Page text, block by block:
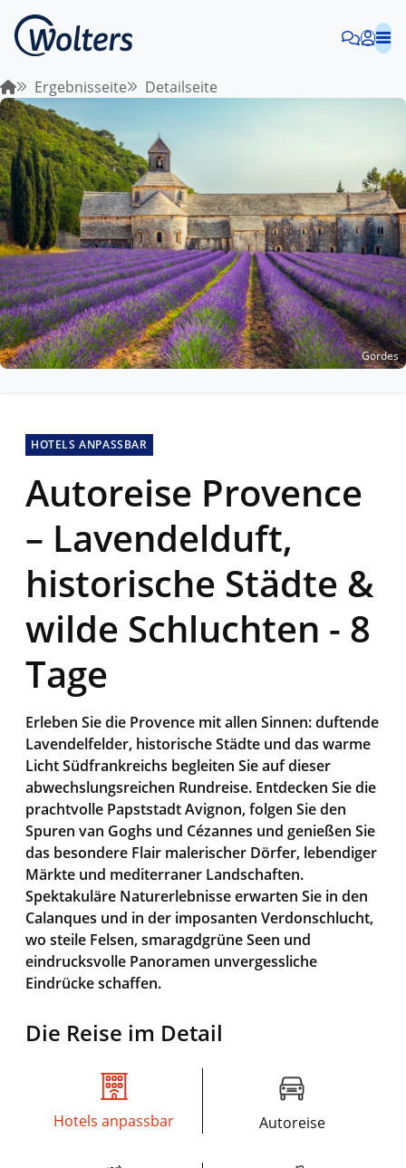
Ergebnisseite Detailseite
Gordes
HOTELS ANPASSBAR
Autoreise Provence
– Lavendelduft,
historische Städte &
wilde Schluchten - 8
Tage
Erleben Sie die Provence mit allen Sinnen: duftende
Lavendelfelder, historische Städte und das warme
Licht Südfrankreichs begleiten Sie auf dieser
abwechslungsreichen Rundreise. Entdecken Sie die
prachtvolle Papststadt Avignon, folgen Sie den
Spuren van Goghs und Cézannes und genießen Sie
das besondere Flair malerischer Dörfer, lebendiger
Märkte und mediterraner Landschaften.
Spektakuläre Naturerlebnisse erwarten Sie in den
Calanques und in der imposanten Verdonschlucht,
wo steile Felsen, smaragdgrüne Seen und
eindrucksvolle Panoramen unvergessliche
Eindrücke schaffen.
Die Reise im Detail
Hotels anpassbar Autoreise